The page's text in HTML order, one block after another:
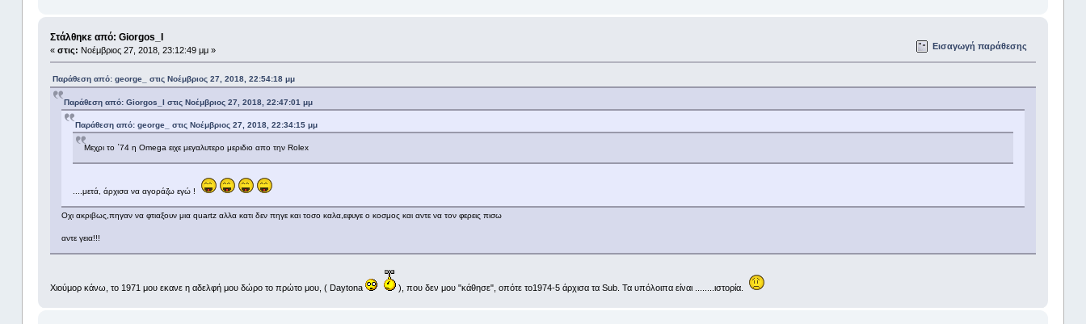
Στάλθηκε από: Giorgos_I
« στις: Νοέμβριος 27, 2018, 23:12:49 μμ » Εισαγωγή παράθεσης
Παράθεση από: george_ στις Νοέμβριος 27, 2018, 22:54:18 μμ
Παράθεση από: Giorgos_I στις Νοέμβριος 27, 2018, 22:47:01 μμ
Παράθεση από: george_ στις Νοέμβριος 27, 2018, 22:34:15 μμ
Μεχρι το ΄74 η Omega ειχε μεγαλυτερο μεριδιο απο την Rolex
....μετά, άρχισα να αγοράζω εγώ !
Οχι ακριβως,πηγαν να φτιαξουν μια quartz αλλα κατι δεν πηγε και τοσο καλα,εφυγε ο κοσμος και αντε να τον φερεις πισω
αντε γεια!!!
Χιούμορ κάνω, το 1971 μου εκανε η αδελφή μου δώρο το πρώτο μου, ( Daytona ), που δεν μου "κάθησε", οπότε το1974-5 άρχισα τα Sub. Τα υπόλοιπα είναι ........ιστορία.